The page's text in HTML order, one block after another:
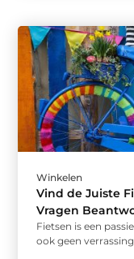
Winkelen
Vind de Juiste
Vragen
Fietsen is een
ook geen